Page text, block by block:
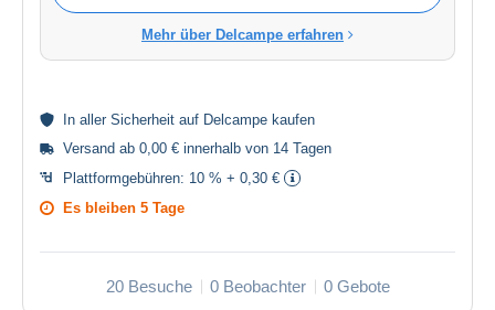
Mehr über Delcampe erfahren
In aller Sicherheit auf Delcampe kaufen
Versand ab 0,00 € innerhalb von 14 Tagen
Plattformgebühren: 10 % + 0,30 €
Es bleiben 5 Tage
20 Besuche 0 Beobachter 0 Gebote